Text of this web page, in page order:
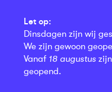
Let op:
Dinsdagen zijn wij
We zijn gewoon
Vanaf 18 augustus
geopend.